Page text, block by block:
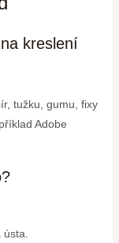
kreslení
tužku, gumu, fixy
Adobe